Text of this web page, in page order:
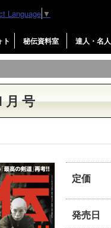
ト 秘伝資料室 達人・名人
Language ▼
月号
定価
発売日